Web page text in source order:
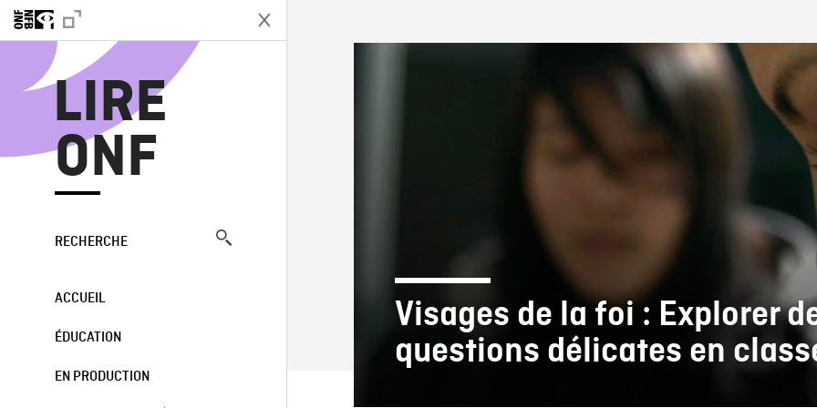
LIRE
ONF
RECHERCHE
ACCUEIL
ÉDUCATION
EN PRODUCTION
LIRE ONF
Visages de la foi : Explorer
questions délicates en